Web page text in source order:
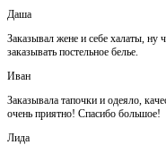
Даша
Заказывал жене и себе халаты, ну
заказывать постельное белье.
Иван
Заказывала тапочки и одеяло,
очень приятно! Спасибо большое!
Лида